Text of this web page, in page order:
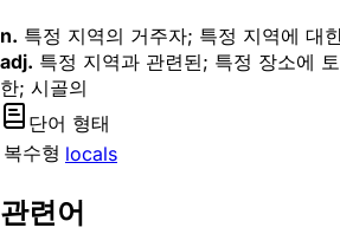
n. 특정 지역의 거주자; 특정 지역에 대
adj. 특정 지역과 관련된; 특정 장소에
한; 시골의
단어 형태
복수형 locals
관련어